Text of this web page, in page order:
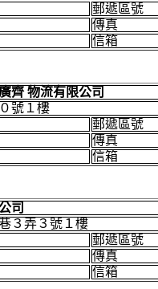
郵遞區號
傳真
信箱
齊 物流有限公司
號１樓
郵遞區號
傳真
信箱
司
３弄３號１樓
郵遞區號
傳真
信箱